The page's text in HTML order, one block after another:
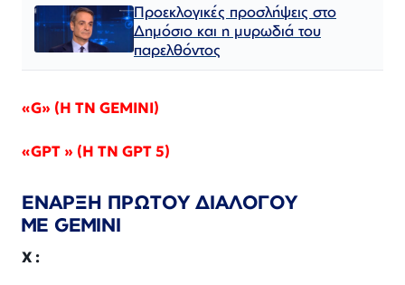
Προεκλογικές προσλήψεις στο
Δημόσιο και η μυρωδιά του
παρελθόντος
«G» (H TN GEMINI)
«GPT » (H TN GPT 5)
ΕΝΑΡΞΗ ΠΡΩΤΟΥ ΔΙΑΛΟΓΟΥ
ΜΕ GEMINI
X :